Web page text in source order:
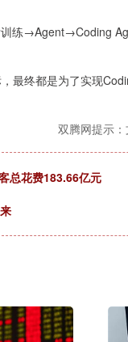
练→Agent→Coding
最终都是为了实现
双腾网提示：
总花费183.66亿元